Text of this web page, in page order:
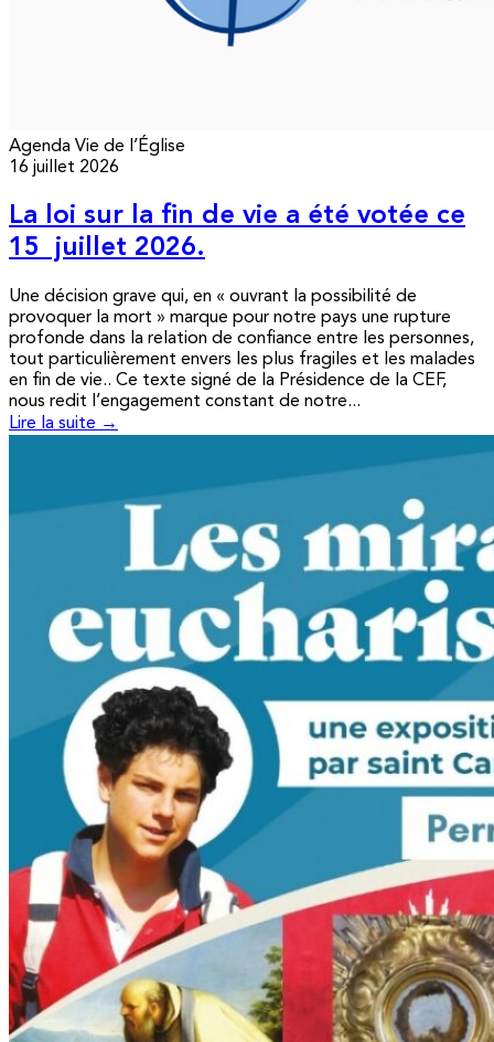
Agenda Vie de l’Église
16 juillet 2026
La loi sur la fin de vie a été votée ce
15 juillet 2026.
Une décision grave qui, en « ouvrant la possibilité de
provoquer la mort » marque pour notre pays une rupture
profonde dans la relation de confiance entre les personnes,
tout particulièrement envers les plus fragiles et les malades
en fin de vie.. Ce texte signé de la Présidence de la CEF,
nous redit l’engagement constant de notre...
Lire la suite →